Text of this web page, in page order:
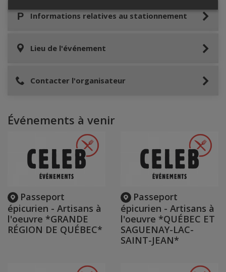
Informations relatives au stationnement
Lieu de l'événement
Contacter l'organisateur
Événements à venir
Passeport
épicurien - Artisans à
l'oeuvre *GRANDE
RÉGION DE QUÉBEC*
Passeport
épicurien - Artisans à
l'oeuvre *QUÉBEC ET
SAGUENAY-LAC-
SAINT-JEAN*